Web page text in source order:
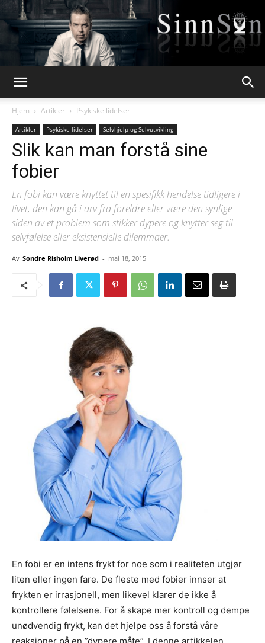
Hjem
Artikler Psykiske lidelser
Artikler Psykiske lidelser Selvhjelp og Selvutvikling
Slik kan man forstå sine
fobier
En fobi kan være knyttet til en spesifikk hendelse tidligere i
livet, den kan gå i arv fra foreldre eller være den synlige
siden av et problem som stikker dypere og knytter seg til
selvfølelse eller eksistensielle dilemmaer.
Av Sondre Risholm Liverød - mai 18, 2015
En fobi er en intens frykt for noe som i realiteten utgjør
liten eller ingen fare. De fleste med fobier innser at
frykten er irrasjonell, men likevel klarer de ikke å
kontrollere følelsene. For å skape mer kontroll og dempe
unødvendig frykt, kan det hjelpe oss å forstå våre